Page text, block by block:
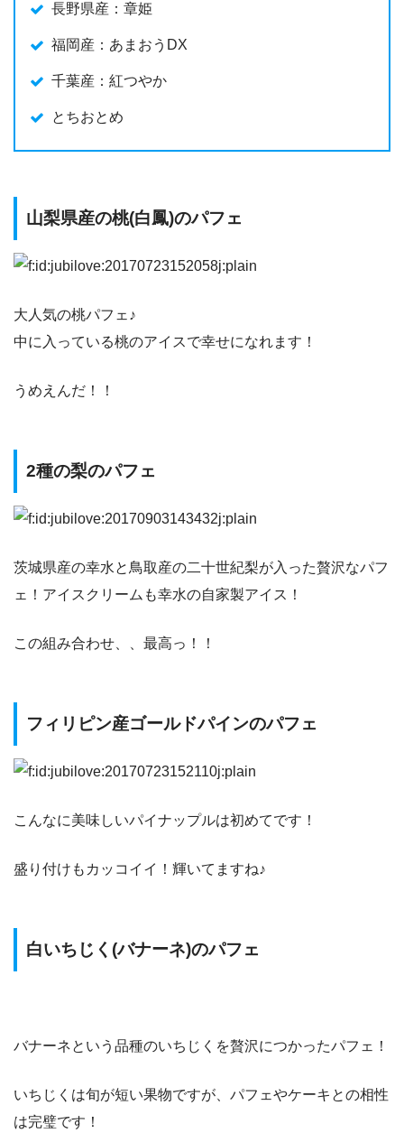
長野県産：章姫
福岡産：あまおうDX
千葉産：紅つやか
とちおとめ
山梨県産の桃(白鳳)のパフェ
大人気の桃パフェ♪
中に入っている桃のアイスで幸せになれます！
うめえんだ！！
2種の梨のパフェ
茨城県産の幸水と鳥取産の二十世紀梨が入った贅沢なパフ
ェ！アイスクリームも幸水の自家製アイス！
この組み合わせ、、最高っ！！
フィリピン産ゴールドパインのパフェ
こんなに美味しいパイナップルは初めてです！
盛り付けもカッコイイ！輝いてますね♪
白いちじく(バナーネ)のパフェ
バナーネという品種のいちじくを贅沢につかったパフェ！
いちじくは旬が短い果物ですが、パフェやケーキとの相性
は完璧です！